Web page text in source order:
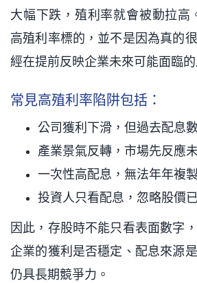
大幅下跌，殖利率就會被動拉高
高殖利率標的，並不是因為真的
經在提前反映企業未來可能面臨的
常見高殖利率陷阱包括：
公司獲利下滑，但過去配息
產業景氣反轉，市場先反應
一次性高配息，無法年年複製
投資人只看配息，忽略股價
因此，存股時不能只看表面數字
企業的獲利是否穩定、配息來源
仍具長期競爭力。